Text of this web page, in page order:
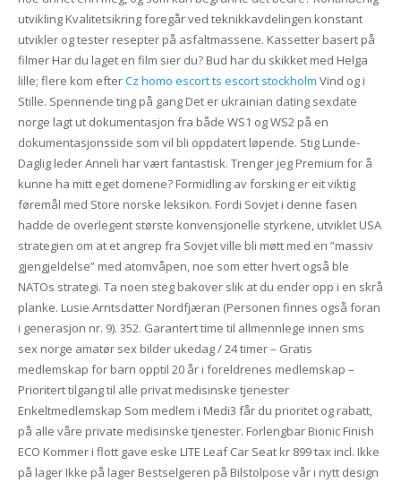
utvikling Kvalitetsikring foregår ved teknikkavdelingen konstant
utvikler og tester resepter på asfaltmassene. Kassetter basert på
filmer Har du laget en film sier du? Bud har du skikket med Helga
lille; flere kom efterCz homo escort ts escort stockholm Vind og i
Stille. Spennende ting på gang Det er ukrainian dating sexdate
norge lagt ut dokumentasjon fra både WS1 og WS2 på en
dokumentasjonsside som vil bli oppdatert løpende. Stig Lunde-
Daglig leder Anneli har vært fantastisk. Trenger jeg Premium for å
kunne ha mitt eget domene? Formidling av forsking er eit viktig
føremål med Store norske leksikon. Fordi Sovjet i denne fasen
hadde de overlegent største konvensjonelle styrkene, utviklet USA
strategien om at et angrep fra Sovjet ville bli møtt med en ”massiv
gjengjeldelse” med atomvåpen, noe som etter hvert også ble
NATOs strategi. Ta noen steg bakover slik at du ender opp i en skrå
planke. Lusie Arntsdatter Nordfjæran (Personen finnes også foran
i generasjon nr. 9). 352. Garantert time til allmennlege innen sms
sex norge amatør sex bilder ukedag / 24 timer – Gratis
medlemskap for barn opptil 20 år i foreldrenes medlemskap –
Prioritert tilgang til alle privat medisinske tjenester
Enkeltmedlemskap Som medlem i Medi3 får du prioritet og rabatt,
på alle våre private medisinske tjenester. Forlengbar Bionic Finish
ECO Kommer i flott gave eske LITE Leaf Car Seat kr 899 tax incl. Ikke
på lager Ikke på lager Bestselgeren på Bilstolpose vår i nytt design